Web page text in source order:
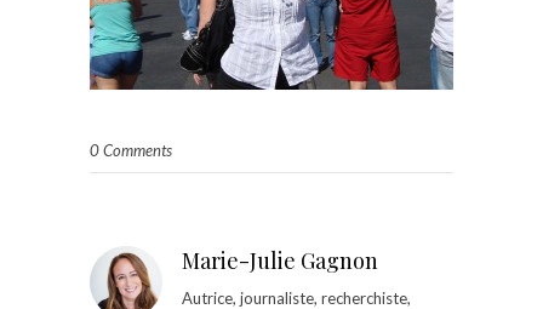
0 Comments
Marie-Julie Gagnon
Autrice, journaliste, recherchiste,